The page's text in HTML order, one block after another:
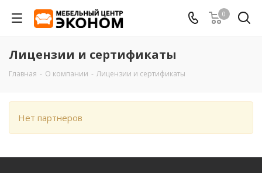
0
Лицензии и сертификаты
Главная - О компании - Лицензии и сертификаты
Нет партнеров